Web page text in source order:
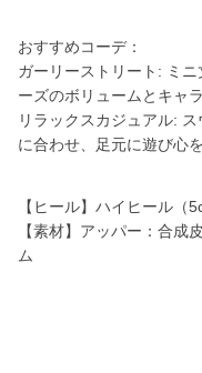
おすすめコーデ：
ガーリーストリート: ミ
ーズのボリュームとキャ
リラックスカジュアル:
に合わせ、足元に遊び心
【ヒール】ハイヒール（
【素材】アッパー：合成
ム